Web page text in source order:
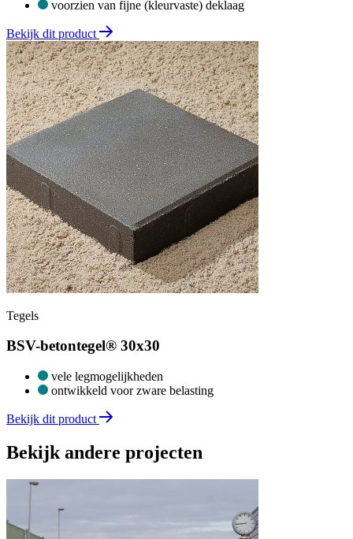
voorzien van fijne (kleurvaste) deklaag
Bekijk dit product
Tegels
BSV-betontegel® 30x30
vele legmogelijkheden
ontwikkeld voor zware belasting
Bekijk dit product
Bekijk andere projecten